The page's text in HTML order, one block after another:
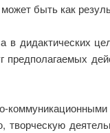
быть как
дидактических